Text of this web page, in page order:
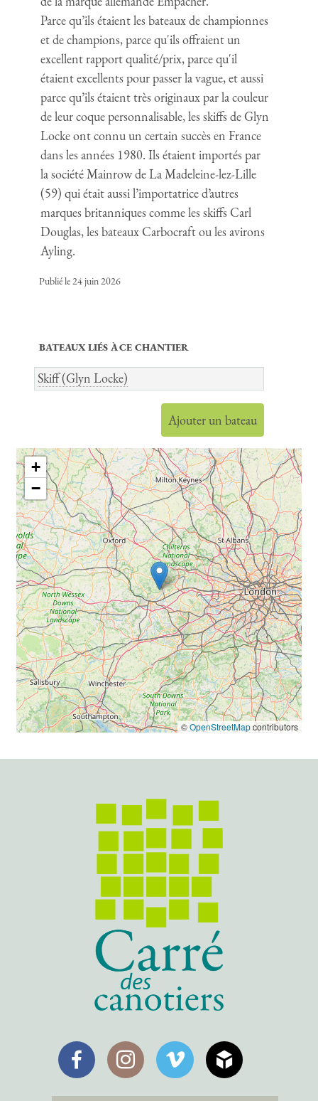
Parce qu’ils étaient les bateaux de championnes
et de champions, parce qu'ils offraient un
excellent rapport qualité/prix, parce qu'il
étaient excellents pour passer la vague, et aussi
parce qu’ils étaient très originaux par la couleur
de leur coque personnalisable, les skiffs de Glyn
Locke ont connu un certain succès en France
dans les années 1980. Ils étaient importés par
la société Mainrow de La Madeleine-lez-Lille
(59) qui était aussi l’importatrice d’autres
marques britanniques comme les skiffs Carl
Douglas, les bateaux Carbocraft ou les avirons
Ayling.
Publié le 24 juin 2026
BATEAUX LIÉS À CE CHANTIER
Skiff (Glyn Locke)
Ajouter un bateau
+
−
©OpenStreetMapcontributors